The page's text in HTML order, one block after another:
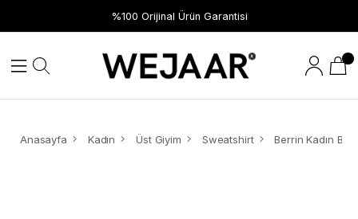
%100 Orijinal Ürün Garantisi
Anasayfa Kadın Üst Giyim Sweatshirt